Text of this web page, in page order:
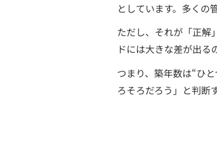
としています。多くの
ただし、それが「正解
ドには大きな差が出
つまり、築年数は“ひ
ろそろだろう」と判断